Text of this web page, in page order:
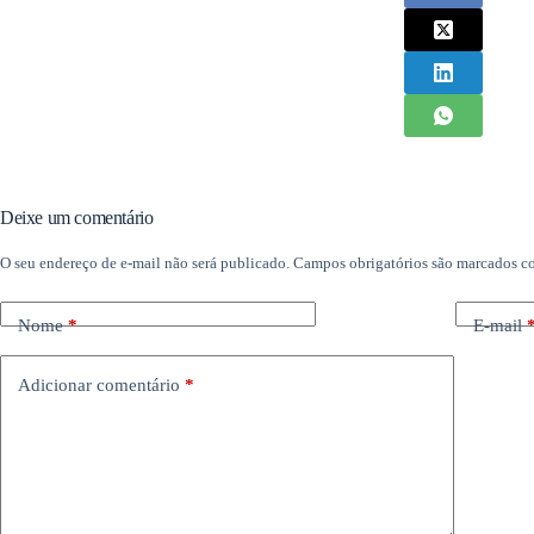
Deixe um comentário
O seu endereço de e-mail não será publicado. Campos obrigatórios são marcados
Nome* E-mail
Adicionar comentário *